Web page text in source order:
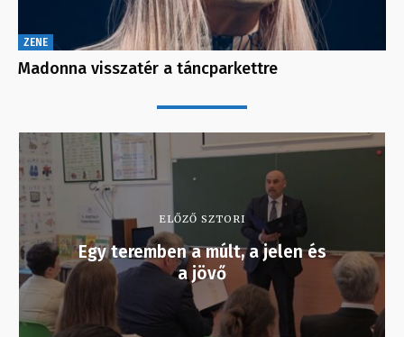
ZENE
Madonna visszatér a táncparkettre
ELŐZŐ SZTORI
Egy teremben a múlt, a jelen és
a jövő